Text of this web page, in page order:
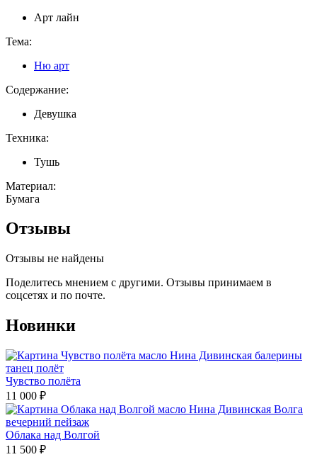
Арт лайн
Тема:
Ню арт
Содержание:
Девушка
Техника:
Тушь
Материал:
Бумага
Отзывы
Отзывы не найдены
Поделитесь мнением с другими. Отзывы принимаем в
соцсетях и по почте.
Новинки
Чувство полёта
11 000 ₽
Облака над Волгой
11 500 ₽